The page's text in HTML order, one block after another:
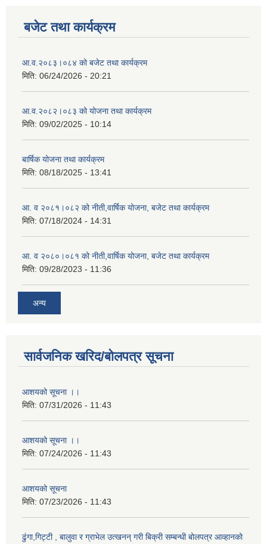
बजेट तथा कार्यक्रम
आ.व.२०८३।०८४ को बजेट तथा कार्यक्रम
मिति: 06/24/2026 - 20:21
आ.व.२०८२।०८३ को योजना तथा कार्यक्रम
मिति: 09/02/2025 - 10:14
बार्षिक योजना तथा कार्यक्रम
मिति: 08/18/2025 - 13:41
आ. व २०८१।०८२ को नीती,वार्षिक योजना, बजेट तथा कार्यक्रम
मिति: 07/18/2024 - 14:31
आ. व २०८०।०८१ को नीती,वार्षिक योजना, बजेट तथा कार्यक्रम
मिति: 09/28/2023 - 11:36
अन्य
सार्वजनिक खरिद/बोलपत्र सूचना
आशयको सूचना ।।
मिति: 07/31/2026 - 11:43
आशयको सूचना ।।
मिति: 07/24/2026 - 11:43
आशयको सूचना
मिति: 07/23/2026 - 11:43
ढुंगा,गिट्टी , बालुवा र ग्राभेल उत्खनन् गरी बिक्री सम्बन्धी बोलपत्र आव्हानको